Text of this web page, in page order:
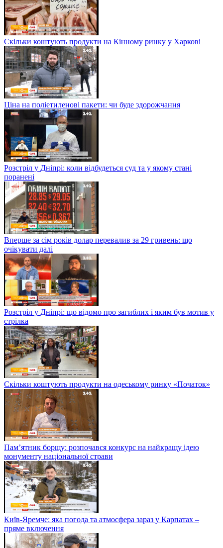
Скільки коштують продукти на Кінному ринку у Харкові
Ціна на поліетиленові пакети: чи буде здорожчання
Розстріл у Дніпрі: коли відбудеться суд та у якому стані
поранені
Вперше за сім років долар перевалив за 29 гривень: що
очікувати далі
Розстріл у Дніпрі: що відомо про загиблих і яким був мотив у
стрілка
Скільки коштують продукти на одеському ринку «Початок»
Пам’ятник борщу: розпочався конкурс на найкращу ідею
монументу національної страви
Київ-Яремче: яка погода та атмосфера зараз у Карпатах –
пряме включення